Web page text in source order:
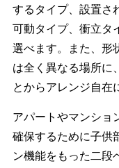
するタイプ、設置さ
可動タイプ、衝立タ
選べます。また、形
は全く異なる場所に
とからアレンジ自在
アパートやマンショ
確保するために子供
ン機能をもった二段